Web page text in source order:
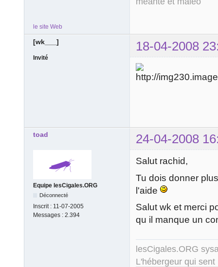
le site Web
[wk___] 18-04-2008
Invité
toad 24-04-2008
Equipe lesCigales.ORG
Déconnecté
Inscrit : 11-07-2005
Messages : 2.394
Salut rachid,
Tu dois donner
l'aide
Salut wk et merci
qu il manque un
lesCigales.ORG
L'hébergeur qui